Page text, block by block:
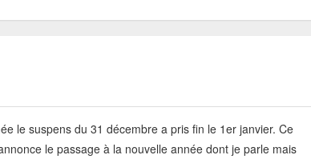
le suspens du 31 décembre a pris fin le 1er janvier. Ce
le passage à la nouvelle année dont je parle mais